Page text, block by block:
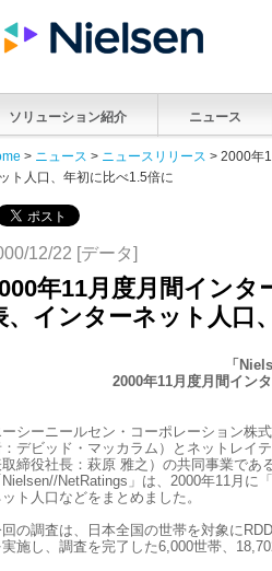
ソリューション紹介 ニュース
> ニュース > ニュースリリース > 2000年
ト人口、年初に比べ1.5倍に
12/22 [データ]
年11月度月間インタ
、インターネット人口
「
2000年11月度月間イン
ーシーニールセン・コーポレーション株
デビッド・マッカラム）とネットレイ
締役社長：萩原 雅之）の共同事業であ
Nielsen//NetRatings」は、2000年11月
ット人口などをまとめました。
の調査は、日本全国の世帯を対象に
実施し、調査を完了した6,000世帯、